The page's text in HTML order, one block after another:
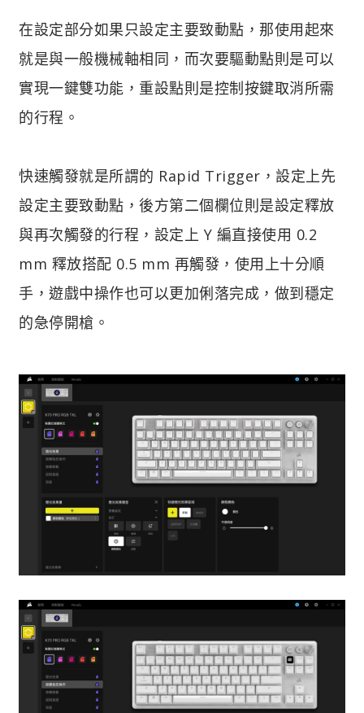
在設定部分如果只設定主要致動點，那使用起來
就是與一般機械軸相同，而次要驅動點則是可以
實現一鍵雙功能，重設點則是控制按鍵取消所需
的行程。
快速觸發就是所謂的 Rapid Trigger，設定上先
設定主要致動點，後方第二個欄位則是設定釋放
與再次觸發的行程，設定上 Y 編直接使用 0.2
mm 釋放搭配 0.5 mm 再觸發，使用上十分順
手，遊戲中操作也可以更加俐落完成，做到穩定
的急停開槍。